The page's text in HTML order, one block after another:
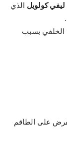
ليفي كولويل الذي
الخلفي بسبب
على الطاقم